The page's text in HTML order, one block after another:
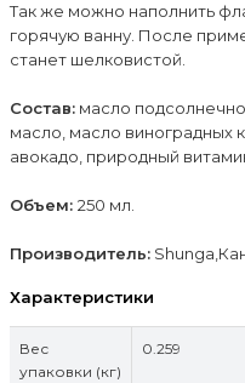
Так же можно наполнить
горячую ванну. После
станет шелковистой.
Состав:масло
масло, масло виноградных
авокадо, природный
Объем: 250 мл.
Производитель:
Характеристики
Вес
упаковки (кг)
0.259